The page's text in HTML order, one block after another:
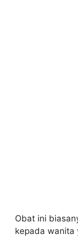
Obat ini
kepada wanita